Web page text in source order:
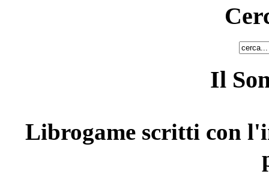
Il
Librogame scritti con